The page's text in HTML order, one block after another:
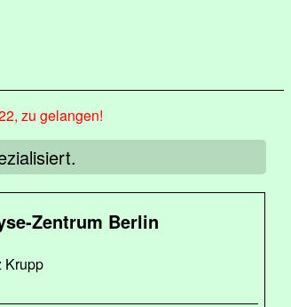
zu gelangen!
Zentrum Berlin
Krupp